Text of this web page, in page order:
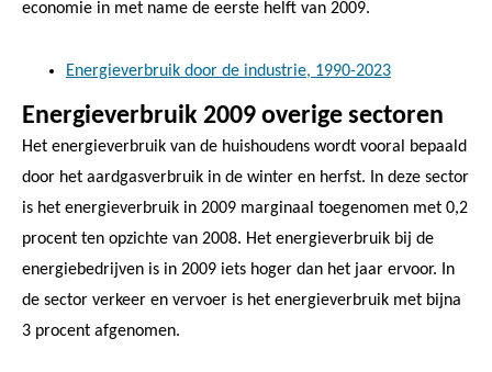
economie in met name de eerste helft van 2009.
Energieverbruik door de industrie, 1990-2023
Energieverbruik 2009 overige sectoren
Het energieverbruik van de huishoudens wordt vooral bepaald
door het aardgasverbruik in de winter en herfst. In deze sector
is het energieverbruik in 2009 marginaal toegenomen met 0,2
procent ten opzichte van 2008. Het energieverbruik bij de
energiebedrijven is in 2009 iets hoger dan het jaar ervoor. In
de sector verkeer en vervoer is het energieverbruik met bijna
3 procent afgenomen.